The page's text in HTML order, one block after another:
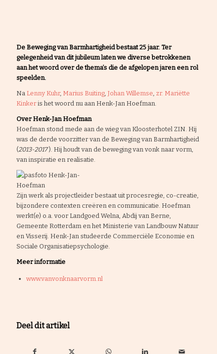
De Beweging van Barmhartigheid bestaat 25 jaar. Ter
gelegenheid van dit jubileum laten we diverse betrokkenen
aan het woord over de thema’s die de afgelopen jaren een rol
speelden.
Na Lenny Kuhr, Marius Buiting, Johan Willemse zr. Mariëtte
Kinkeris het woord nu aan Henk-Jan Hoefman.
Over Henk-Jan Hoefman
Hoefman stond mede aan de wieg van Kloosterhotel ZIN. Hij
was de derde voorzitter van de Beweging van Barmhartigheid
(2013-2017). Hij houdt van de beweging van vonk naar vorm,
van inspiratie en realisatie.
Zijn werk als projectleider bestaat uit procesregie, co-creatie,
bijzondere contexten creëren en communicatie. Hoefman
werkt(e) o.a. voor Landgoed Welna, Abdij van Berne,
Gemeente Rotterdam en het Ministerie van Landbouw Natuur
en Visserij. Henk-Jan studeerde Commerciële Economie en
Sociale Organisatiepsychologie.
Meer informatie
www.vanvonknaarvorm.nl
Deel dit artikel